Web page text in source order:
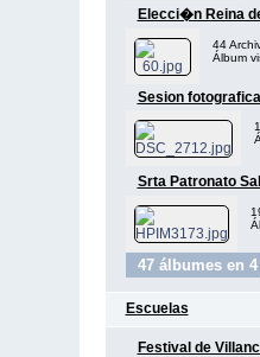
Elecci�n Reina
44
Álbum
Sesion
Srta Patronato
47 álbumes en
Escuelas
Festival de